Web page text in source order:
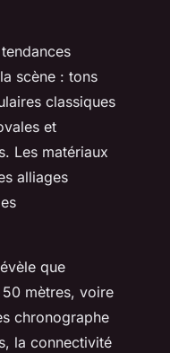
scène : tons
classiques
et
Les matériaux
alliages
que
50 mètres, voire
chronographe
la connectivité